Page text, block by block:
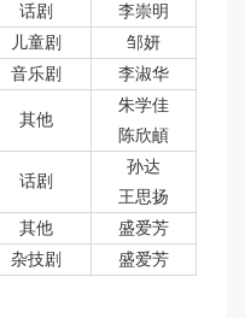
话剧
李崇明
儿童剧
邹妍
音乐剧 李淑华
其他
朱学佳
陈欣頔
话剧
孙达
王思扬
其他
盛爱芳
杂技剧
盛爱芳